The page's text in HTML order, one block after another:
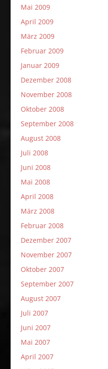
Mai 2009
April 2009
März 2009
Februar 2009
Januar 2009
Dezember 2008
November 2008
Oktober 2008
September 2008
August 2008
Juli 2008
Juni 2008
Mai 2008
April 2008
März 2008
Februar 2008
Dezember 2007
November 2007
Oktober 2007
September 2007
August 2007
Juli 2007
Juni 2007
Mai 2007
April 2007